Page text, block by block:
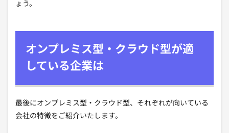
ょう。
オンプレミス型・クラウド型が適
している企業は
最後にオンプレミス型・クラウド型、それぞれが向いている
会社の特徴をご紹介いたします。